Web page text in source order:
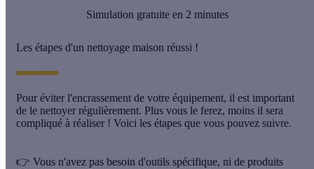
Simulation gratuite en 2 minutes
Les étapes d'un nettoyage maison réussi !
Pour éviter l'encrassement de votre équipement, il est important
de le nettoyer régulièrement. Plus vous le ferez, moins il sera
compliqué à réaliser ! Voici les étapes que vous pouvez suivre.
👉 Vous n'avez pas besoin d'outils spécifique, ni de produits